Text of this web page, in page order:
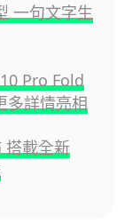
一句文字生
Pro Fold
詳情亮相
搭載全新